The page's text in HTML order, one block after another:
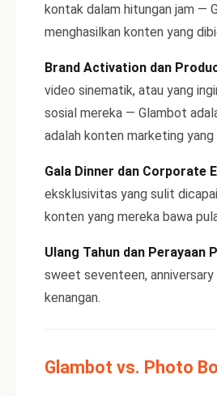
kontak dalam hitungan jam —
menghasilkan konten yang
Brand Activation dan
video sinematik, atau yang
sosial mereka — Glambot
adalah konten marketing
Gala Dinner dan Corporate
eksklusivitas yang sulit
konten yang mereka bawa
Ulang Tahun dan Perayaan
sweet seventeen,
kenangan.
Glambot vs. Photo